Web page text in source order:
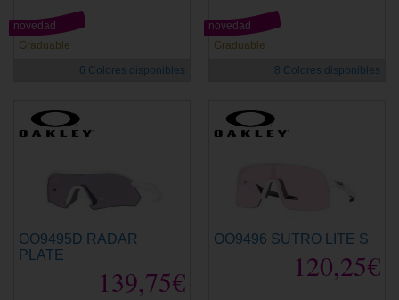
Graduable
novedad
6 Colores disponibles
Graduable
novedad
8 Colores disponibles
OO9495D RADAR
PLATE
139,75€
OO9496 SUTRO LITE S
120,25€